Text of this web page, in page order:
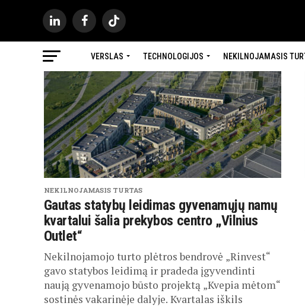
VERSLAS TECHNOLOGIJOS NEKILNOJAMASIS
NEKILNOJAMASIS TURTAS
Gautas statybų leidimas gyvenamųjų namų
kvartalui šalia prekybos centro „Vilnius
Outlet“
Nekilnojamojo turto plėtros bendrovė „Rinvest“
gavo statybos leidimą ir pradeda įgyvendinti
naują gyvenamojo būsto projektą „Kvepia mėtom“
sostinės vakarinėje dalyje. Kvartalas iškils